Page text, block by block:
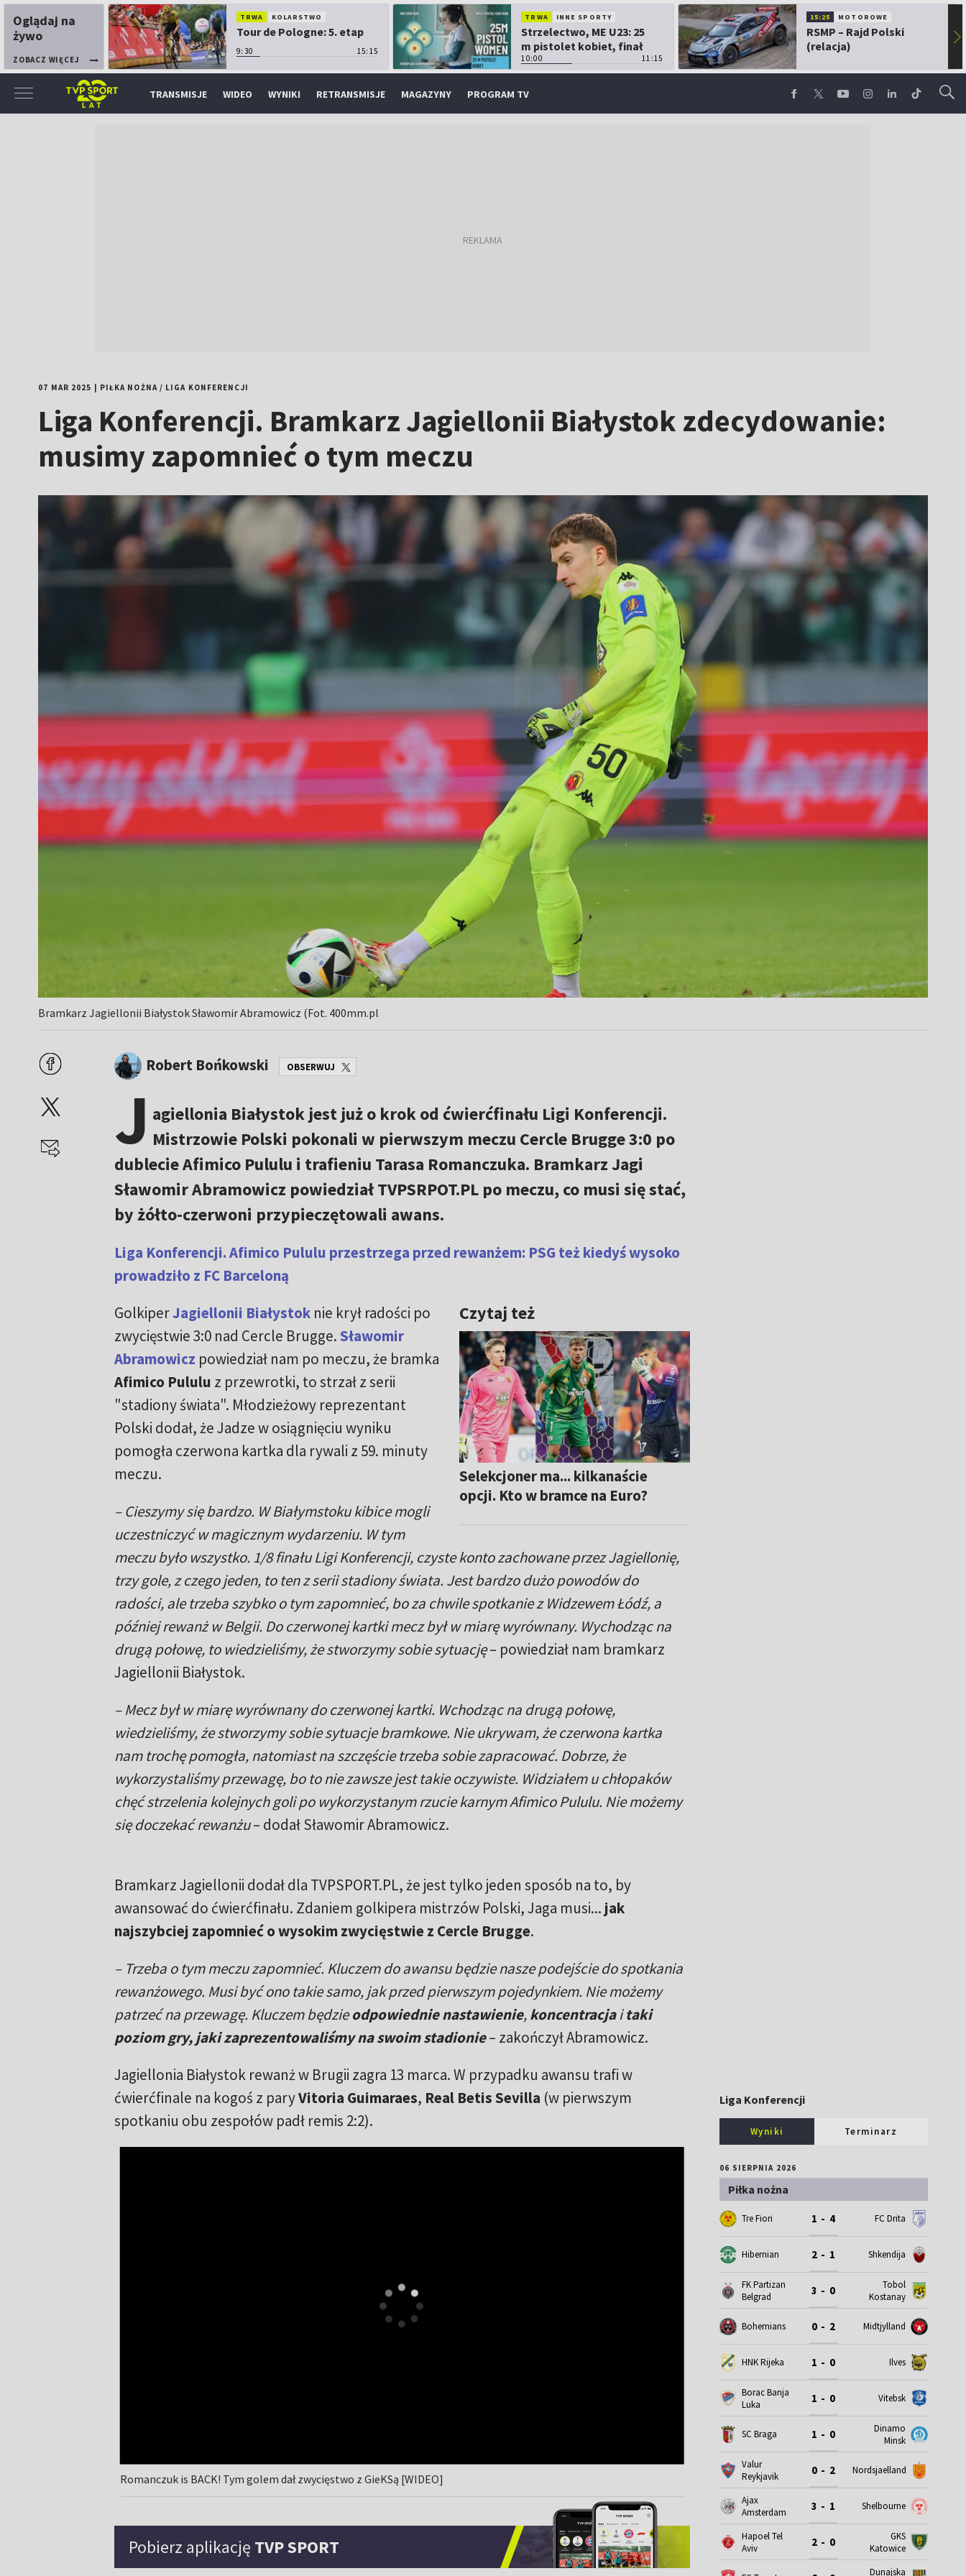
Oglądaj na
żywo
ZOBACZ WIĘCEJ
TRWA KOLARSTWO
Tour de Pologne: 5. etap
9:30 15:15
TRWA INNE SPORTY
Strzelectwo, ME U23: 25
m pistolet kobiet, finał
10:00 11:15
15:25 MOTOROWE
RSMP – Rajd Polski
(relacja)
▶
TRANSMISJE WIDEO WYNIKI RETRANSMISJE MAGAZYNY PROGRAM TV
07 MAR 2025 PIŁKA NOŻNA/ LIGA KONFERENCJI
Liga Konferencji. Bramkarz Jagiellonii Białystok zdecydowanie:
musimy zapomnieć o tym meczu
Bramkarz Jagiellonii Białystok Sławomir Abramowicz (Fot. 400mm.pl
Robert Bońkowski OBSERWUJ
J agiellonia Białystok jest już o krok od ćwierćfinału Ligi Konferencji.
Mistrzowie Polski pokonali w pierwszym meczu Cercle Brugge 3:0 po
dublecie Afimico Pululu i trafieniu Tarasa Romanczuka. Bramkarz Jagi
Sławomir Abramowicz powiedział TVPSRPOT.PL po meczu, co musi się stać,
by żółto-czerwoni przypieczętowali awans.
Liga Konferencji. Afimico Pululu przestrzega przed rewanżem: PSG też kiedyś wysoko
prowadziło z FC Barceloną
Czytaj też
Selekcjoner ma... kilkanaście
opcji. Kto w bramce na Euro?
GolkiperJagiellonii Białystoknie krył radości po
zwycięstwie 3:0 nad Cercle Brugge. Sławomir
Abramowicz powiedział nam po meczu, że bramka
Afimico Pululu z przewrotki, to strzał z serii
"stadiony świata". Młodzieżowy reprezentant
Polski dodał, że Jadze w osiągnięciu wyniku
pomogła czerwona kartka dla rywali z 59. minuty
meczu.
– Cieszymy się bardzo. W Białymstoku kibice mogli
uczestniczyć w magicznym wydarzeniu. W tym
meczu było wszystko. 1/8 finału Ligi Konferencji, czyste konto zachowane przez Jagiellonię,
trzy gole, z czego jeden, to ten z serii stadiony świata. Jest bardzo dużo powodów do
radości, ale trzeba szybko o tym zapomnieć, bo za chwile spotkanie z Widzewem Łódź, a
później rewanż w Belgii. Do czerwonej kartki mecz był w miarę wyrównany. Wychodząc na
drugą połowę, to wiedzieliśmy, że stworzymy sobie sytuację– powiedział nam bramkarz
Jagiellonii Białystok.
– Mecz był w miarę wyrównany do czerwonej kartki. Wchodząc na drugą połowę,
wiedzieliśmy, że stworzymy sobie sytuacje bramkowe. Nie ukrywam, że czerwona kartka
nam trochę pomogła, natomiast na szczęście trzeba sobie zapracować. Dobrze, że
wykorzystaliśmy przewagę, bo to nie zawsze jest takie oczywiste. Widziałem u chłopaków
chęć strzelenia kolejnych goli po wykorzystanym rzucie karnym Afimico Pululu. Nie możemy
się doczekać rewanżu– dodał Sławomir Abramowicz.
Bramkarz Jagiellonii dodał dla TVPSPORT.PL, że jest tylko jeden sposób na to, by
awansować do ćwierćfinału. Zdaniem golkipera mistrzów Polski, Jaga musi... jak
najszybciej zapomnieć o wysokim zwycięstwie z Cercle Brugge.
– Trzeba o tym meczu zapomnieć. Kluczem do awansu będzie nasze podejście do spotkania
rewanżowego. Musi być ono takie samo, jak przed pierwszym pojedynkiem. Nie możemy
patrzeć na przewagę. Kluczem będzieodpowiednie nastawienie,koncentracjaitaki
poziom gry, jaki zaprezentowaliśmy na swoim stadionie– zakończył Abramowicz.
Jagiellonia Białystok rewanż w Brugii zagra 13 marca. W przypadku awansu trafi w
ćwierćfinale na kogoś z paryVitoria Guimaraes, Real Betis Sevilla (w pierwszym
spotkaniu obu zespołów padł remis 2:2).
Romanczuk is BACK! Tym golem dał zwycięstwo z GieKSą [WIDEO]
Pobierz aplikację TVP SPORT
Liga Konferencji
Wyniki Terminarz
06 SIERPNIA 2026
Piłka nożna
Tre Fiori 1 - 4 FC Drita
Hibernian 2 - 1 Shkendija
FK Partizan
Belgrad
3 - 0
Tobol
Kostanay
Bohemians 0 - 2 Midtjylland
HNK Rijeka 1 - 0 Ilves
Borac Banja
Luka
1 - 0 Vitebsk
SC Braga 1 - 0
Dinamo
Minsk
Valur
Reykjavik
0 - 2 Nordsjaelland
Ajax
Amsterdam
3 - 1 Shelbourne
Hapoel Tel
Aviv
2 - 0
GKS
Katowice
Dunajska